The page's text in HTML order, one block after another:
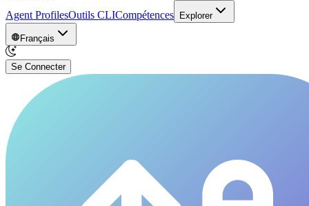
Agent ProfilesOutils CLICompétences Explorer
Français
Se Connecter